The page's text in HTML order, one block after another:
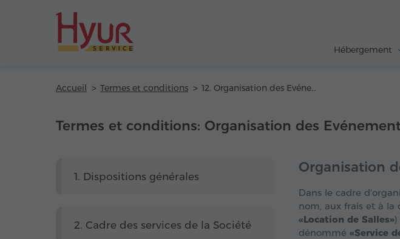
Hébergement
Accueil Termes et conditions 12. Organisation des Evénements d'Affaires
Termes et conditions: Organisation des
1. Dispositions générales
2. Cadre des services de la Société
Organisation
Dans le cadre
nom, aux frais et à la
«Location de Salles»)
dénommé «Service